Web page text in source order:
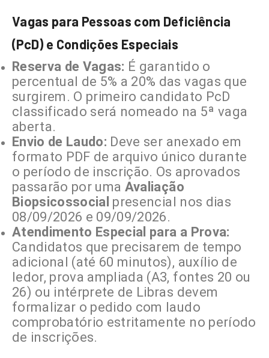
Vagas para Pessoas com Deficiência
(PcD) e Condições Especiais
Reserva de Vagas: É garantido o
percentual de 5% a 20% das vagas que
surgirem. O primeiro candidato PcD
classificado será nomeado na 5ª vaga
aberta.
Envio de Laudo: Deve ser anexado em
formato PDF de arquivo único durante
o período de inscrição. Os aprovados
passarão por uma Avaliação
Biopsicossocial presencial nos dias
08/09/2026 e 09/09/2026.
Atendimento Especial para a Prova:
Candidatos que precisarem de tempo
adicional (até 60 minutos), auxílio de
ledor, prova ampliada (A3, fontes 20 ou
26) ou intérprete de Libras devem
formalizar o pedido com laudo
comprobatório estritamente no período
de inscrições.